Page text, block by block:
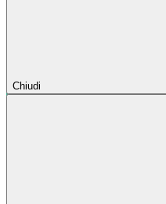
Chiudi